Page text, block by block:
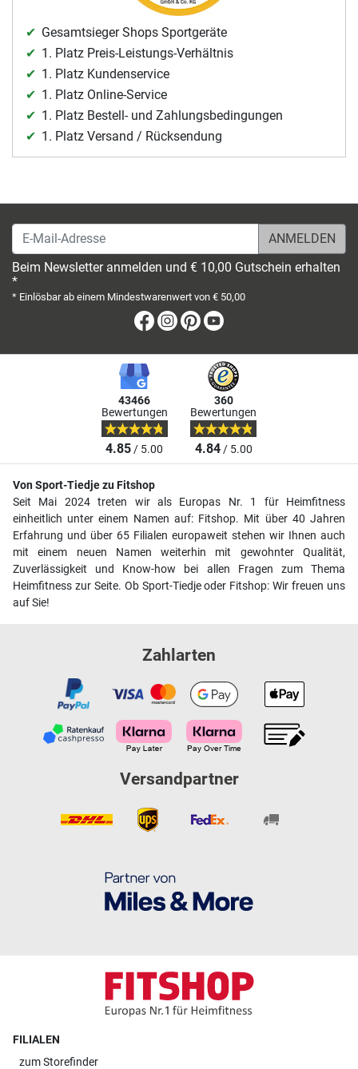
Gesamtsieger Shops Sportgeräte
1. Platz Preis-Leistungs-Verhältnis
1. Platz Kundenservice
1. Platz Online-Service
1. Platz Bestell- und Zahlungsbedingungen
1. Platz Versand / Rücksendung
E-Mail-Adresse
Beim Newsletter anmelden und € 10,00 Gutschein erhalten
*
* Einlösbar ab einem Mindestwarenwert von € 50,00
Facebook
Instagram
Pinterest
43466
Bewertungen
4.85/ 5.00
360
Bewertungen
4.84/ 5.00
Von Sport-Tiedje zu Fitshop
Seit Mai 2024 treten wir als Europas Nr. 1 für Heimfitness
einheitlich unter einem Namen auf: Fitshop. Mit über 40 Jahren
Erfahrung und über 65 Filialen europaweit stehen wir Ihnen auch
mit einem neuen Namen weiterhin mit gewohnter Qualität,
Zuverlässigkeit und Know-how bei allen Fragen zum Thema
Heimfitness zur Seite. Ob Sport-Tiedje oder Fitshop: Wir freuen uns
auf Sie!
Zahlarten
Versandpartner
FILIALEN
zumStorefinder